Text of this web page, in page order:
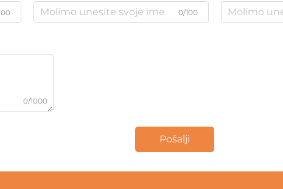
0/100
0/1000
Pošalji